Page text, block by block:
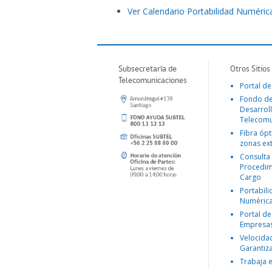
Ver Calendario Portabilidad
Subsecretaría de
Telecomunicaciones
Otros
Portal
Fondo
Fibra
zonas
Consulta
Cargo
Portal
Trabaja